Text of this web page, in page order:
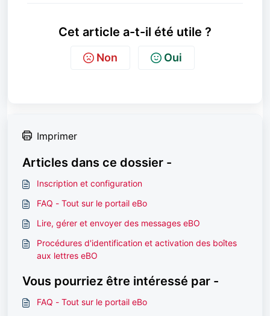
Cet article a-t-il été utile ?
Non Oui
Imprimer
Articles dans ce dossier -
Inscription et configuration
FAQ - Tout sur le portail eBo
Lire, gérer et envoyer des messages eBO
Procédures d'identification et activation des boîtes
aux lettres eBO
Vous pourriez être intéressé par -
FAQ - Tout sur le portail eBo